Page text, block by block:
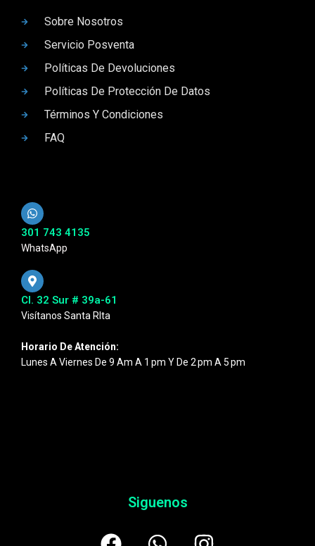
Sobre Nosotros
Servicio Posventa
Políticas De Devoluciones
Políticas De Protección De Datos
Términos Y Condiciones
FAQ
301 743 4135
WhatsApp
Cl. 32 Sur # 39a-61
Visítanos Santa RIta
Horario De Atención:
Lunes A Viernes De 9 Am A 1 Pm Y De 2 Pm A 5 Pm
Siguenos